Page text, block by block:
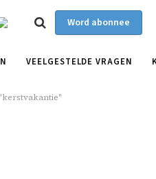
Word abonnee
VEELGESTELDE VRAGEN